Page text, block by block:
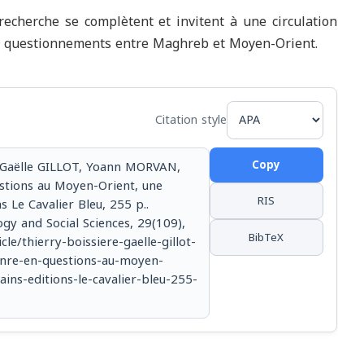
se complètent et invitent à une circulation
entre Maghreb et Moyen-Orient.
Citation style
GILLOT, Yoann MORVAN,
au Moyen-Orient, une
Le Cavalier Bleu, 255 p..
and Social Sciences, 29(109),
thierry-boissiere-gaelle-gillot-
en-questions-au-moyen-
editions-le-cavalier-bleu-255-
Copy
RIS
BibTeX